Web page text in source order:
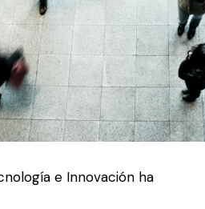
e Innovación ha